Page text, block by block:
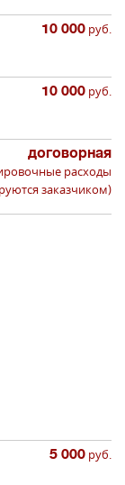
10 000 руб.
10 000 руб.
договорная
расходы
заказчиком)
5 000 руб.